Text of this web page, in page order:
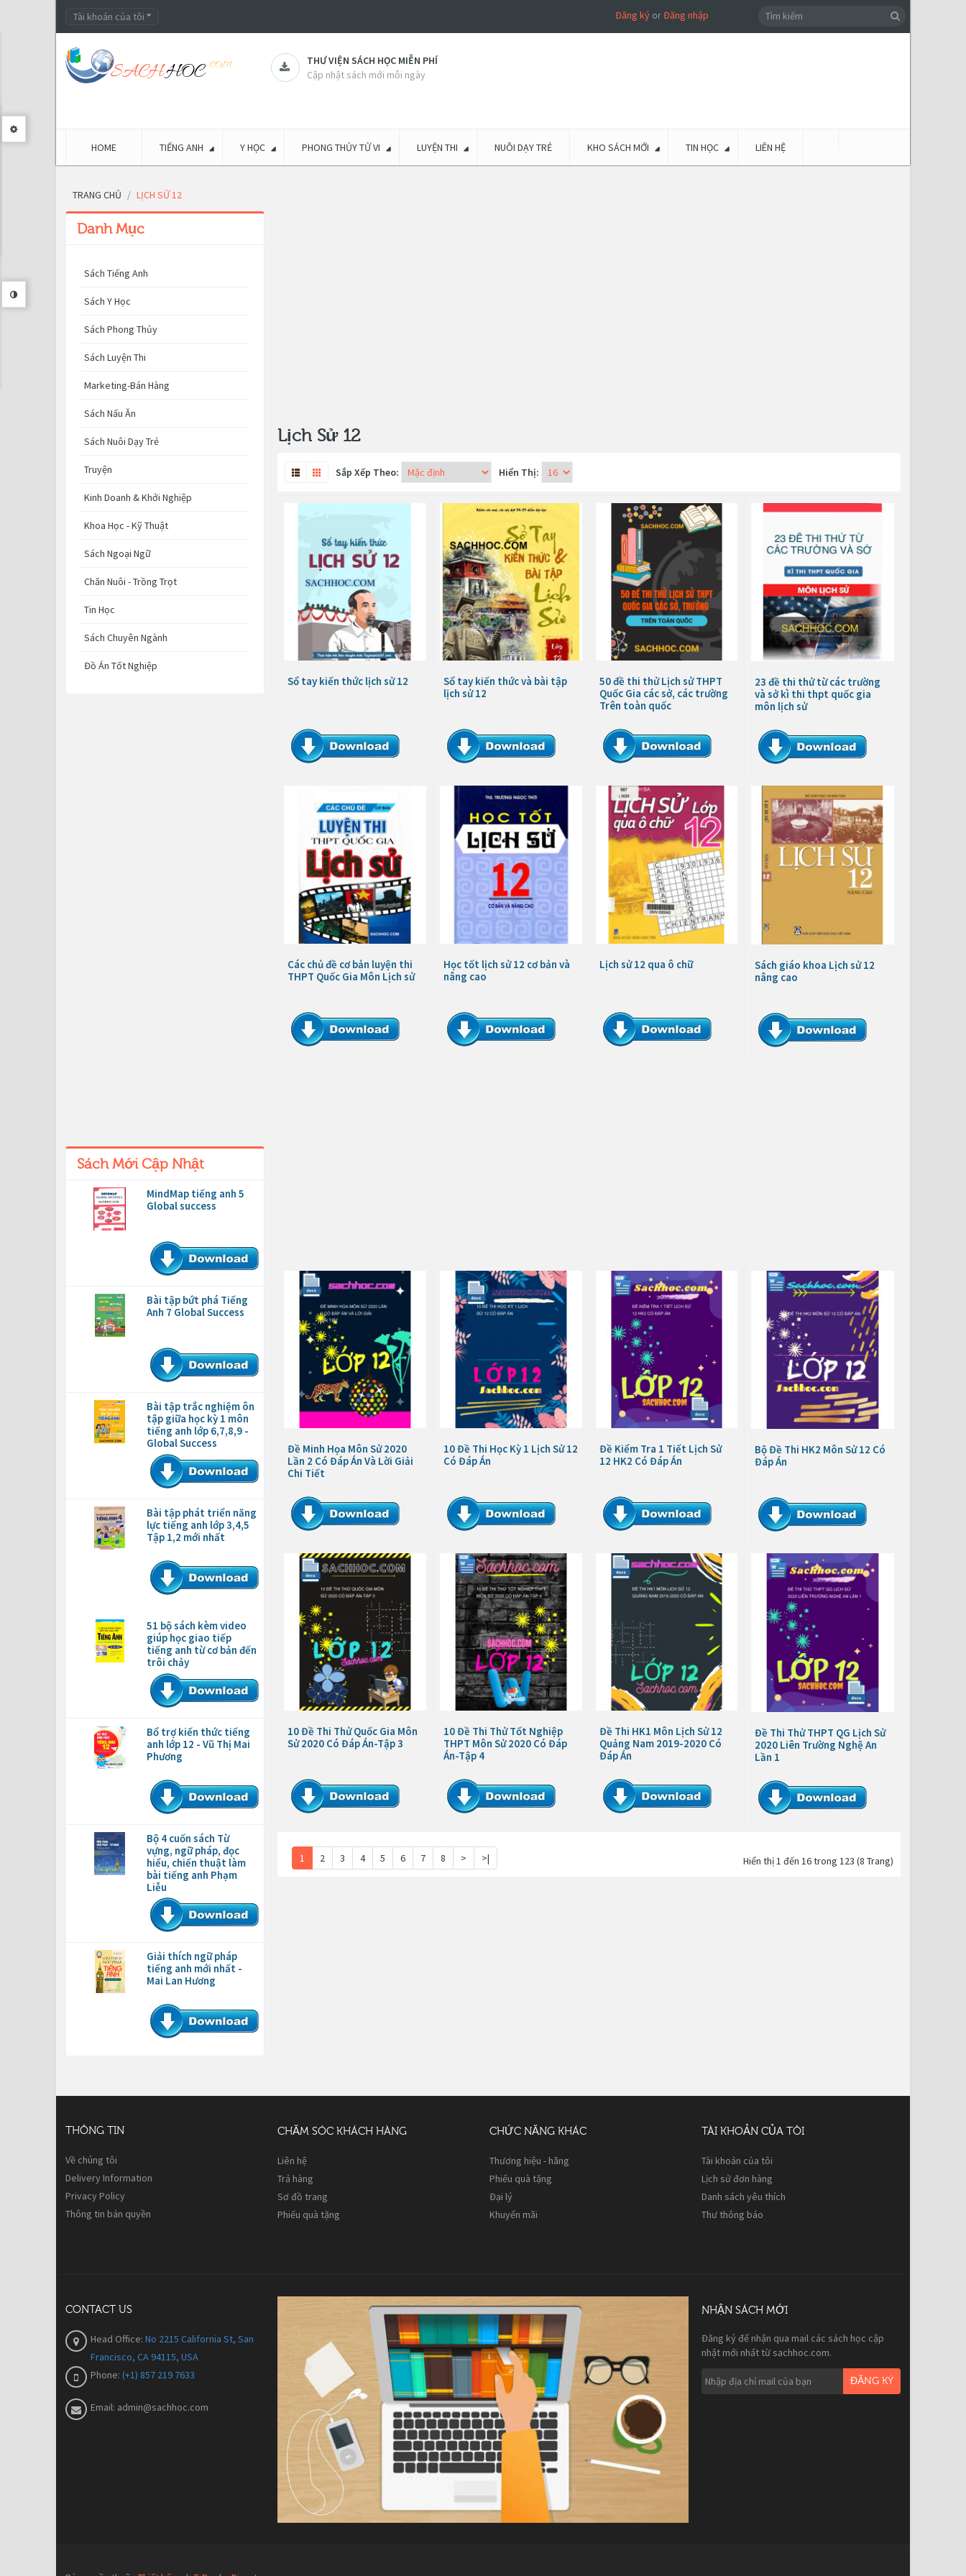
Tài khoản của tôi Đăng kýorĐăng nhập
THƯ VIỆN SÁCH HỌC MIỄN PHÍ
Cập nhật sách mới mỗi ngày
HOME TIẾNG ANH Y HỌC PHONG THỦY TỬ VI LUYỆN THI NUÔI DẠY TRẺ KHO SÁCH MỚI TIN HỌC LIÊN HỆ
TRANG CHỦ LỊCH SỬ 12
Danh Mục
Sách Tiếng Anh
Sách Y Học
Sách Phong Thủy
Sách Luyện Thi
Marketing-Bán Hàng
Sách Nấu Ăn
Sách Nuôi Dạy Trẻ
Truyện
Kinh Doanh & Khởi Nghiệp
Khoa Học - Kỹ Thuật
Sách Ngoại Ngữ
Chăn Nuôi - Trồng Trọt
Tin Học
Sách Chuyên Ngành
Đồ Án Tốt Nghiệp
Sách Mới Cập Nhật
MindMap tiếng anh 5
Global success
Bài tập bứt phá Tiếng
Anh 7 Global Success
Bài tập trắc nghiệm ôn
tập giữa học kỳ 1 môn
tiếng anh lớp 6,7,8,9 -
Global Success
Bài tập phát triển năng
lực tiếng anh lớp 3,4,5
Tập 1,2 mới nhất
51 bộ sách kèm video
giúp học giao tiếp
tiếng anh từ cơ bản đến
trôi chảy
Bổ trợ kiến thức tiếng
anh lớp 12 - Vũ Thị Mai
Phương
Bộ 4 cuốn sách Từ
vựng, ngữ pháp, đọc
hiểu, chiến thuật làm
bài tiếng anh Phạm
Liễu
Giải thích ngữ pháp
tiếng anh mới nhất -
Mai Lan Hương
Lịch Sử 12
Sắp Xếp Theo: Hiển Thị:
Sổ tay kiến thức lịch sử 12
Sổ tay kiến thức và bài tập
lịch sử 12
50 đề thi thử Lịch sử THPT
Quốc Gia các sở, các trường
Trên toàn quốc
23 đề thi thử từ các trường
và sở kì thi thpt quốc gia
môn lịch sử
Các chủ đề cơ bản luyện thi
THPT Quốc Gia Môn Lịch sử
Học tốt lịch sử 12 cơ bản và
nâng cao
Lịch sử 12 qua ô chữ
Sách giáo khoa Lịch sử 12
nâng cao
Đề Minh Họa Môn Sử 2020
Lần 2 Có Đáp Án Và Lời Giải
Chi Tiết
10 Đề Thi Học Kỳ 1 Lịch Sử 12
Có Đáp Án
Đề Kiểm Tra 1 Tiết Lịch Sử
12 HK2 Có Đáp Án
Bộ Đề Thi HK2 Môn Sử 12 Có
Đáp Án
10 Đề Thi Thử Quốc Gia Môn
Sử 2020 Có Đáp Án-Tập 3
10 Đề Thi Thử Tốt Nghiệp
THPT Môn Sử 2020 Có Đáp
Án-Tập 4
Đề Thi HK1 Môn Lịch Sử 12
Quảng Nam 2019-2020 Có
Đáp Án
Đề Thi Thử THPT QG Lịch Sử
2020 Liên Trường Nghệ An
Lần 1
1 2 3 4 5 6 7 8 > >| Hiển thị 1 đến 16 trong 123 (8 Trang)
THÔNG TIN
Về chúng tôi
Delivery Information
Privacy Policy
Thông tin bản quyền
CHĂM SÓC KHÁCH HÀNG
Liên hệ
Trả hàng
Sơ đồ trang
Phiếu quà tặng
CHỨC NĂNG KHÁC
Thương hiệu - hãng
Phiếu quà tặng
Đại lý
Khuyến mãi
TÀI KHOẢN CỦA TÔI
Tài khoản của tôi
Lịch sử đơn hàng
Danh sách yêu thích
Thư thông báo
CONTACT US
Head Office: No 2215 California St, San
Francisco, CA 94115, USA
Phone: (+1) 857 219 7633
Email: admin@sachhoc.com
NHẬN SÁCH MỚI
Đăng ký để nhận qua mail các sách học cập
nhật mới nhất từ sachhoc.com.
ĐĂNG KÝ